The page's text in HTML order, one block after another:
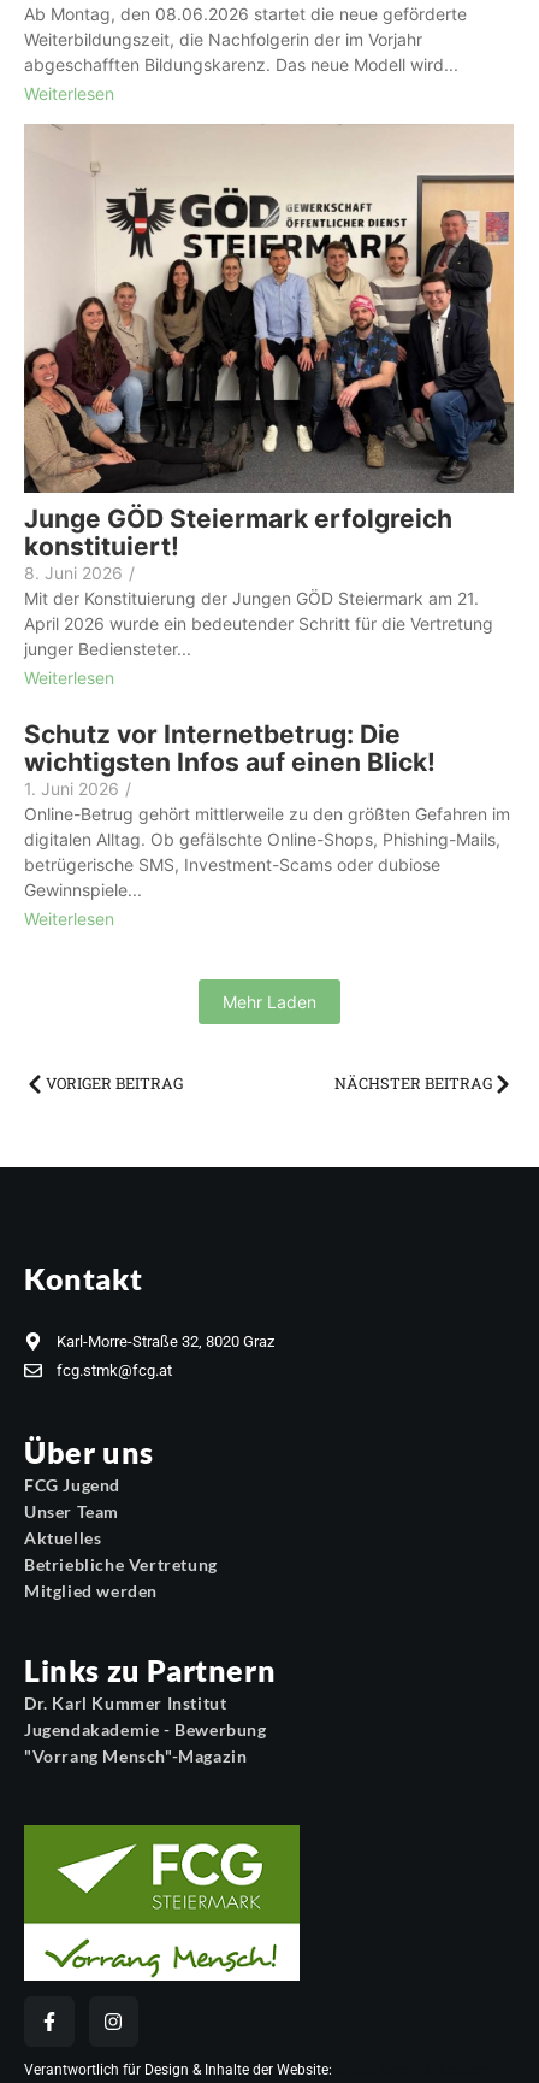
Ab Montag, den 08.06.2026 startet die neue geförderte
Weiterbildungszeit, die Nachfolgerin der im Vorjahr
abgeschafften Bildungskarenz. Das neue Modell wird...
Weiterlesen
Junge GÖD Steiermark erfolgreich
konstituiert!
8. Juni 2026 /
Mit der Konstituierung der Jungen GÖD Steiermark am 21.
April 2026 wurde ein bedeutender Schritt für die Vertretung
junger Bediensteter...
Weiterlesen
Schutz vor Internetbetrug: Die
wichtigsten Infos auf einen Blick!
1. Juni 2026 /
Online-Betrug gehört mittlerweile zu den größten Gefahren im
digitalen Alltag. Ob gefälschte Online-Shops, Phishing-Mails,
betrügerische SMS, Investment-Scams oder dubiose
Gewinnspiele...
Weiterlesen
Mehr Laden
VORIGER BEITRAG NÄCHSTER BEITRAG
Kontakt
Karl-Morre-Straße 32, 8020 Graz
fcg.stmk@fcg.at
Über uns
FCG Jugend
Unser Team
Aktuelles
Betriebliche Vertretung
Mitglied werden
Links zu Partnern
Dr. Karl Kummer Institut
Jugendakademie - Bewerbung
"Vorrang Mensch"-Magazin
Verantwortlich für Design & Inhalte der Website: